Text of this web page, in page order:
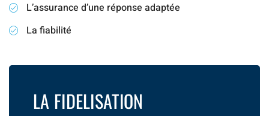
L’assurance d’une réponse adaptée
La fiabilité
LA FIDELISATION